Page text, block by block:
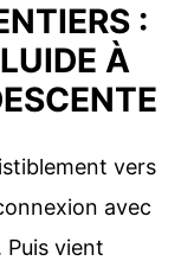
:
À
vers
avec
Puis vient